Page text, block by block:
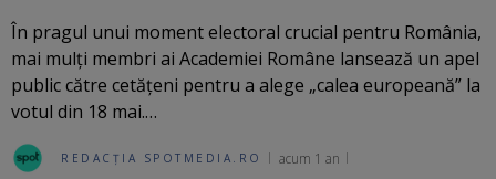
În pragul unui moment electoral crucial pentru România,
mai mulți membri ai Academiei Române lansează un apel
public către cetățeni pentru a alege „calea europeană” la
votul din 18 mai.…
REDACȚIA SPOTMEDIA.RO acum 1 an